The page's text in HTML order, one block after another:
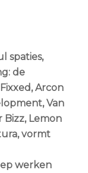
spaties,
de
Fixxed, Arcon
Van
Bizz, Lemon
vormt
werken